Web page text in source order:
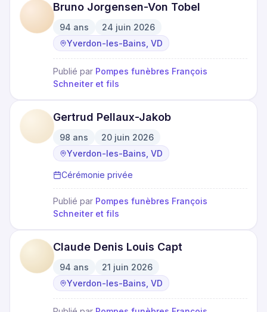
Bruno Jorgensen-Von Tobel
94 ans
·
24 juin 2026
· Yverdon-les-Bains, VD
Publié par Pompes funèbres François
Schneiter et fils
Gertrud Pellaux-Jakob
98 ans
·
20 juin 2026
· Yverdon-les-Bains, VD
Cérémonie privée
Publié par Pompes funèbres François
Schneiter et fils
Claude Denis Louis Capt
94 ans
·
21 juin 2026
· Yverdon-les-Bains, VD